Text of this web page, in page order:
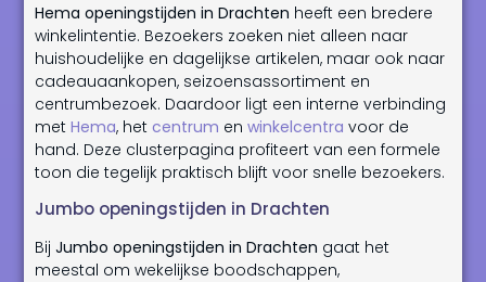
Hema openingstijden in Drachten heeft een bredere
winkelintentie. Bezoekers zoeken niet alleen naar
huishoudelijke en dagelijkse artikelen, maar ook naar
cadeauaankopen, seizoensassortiment en
centrumbezoek. Daardoor ligt een interne verbinding
metHema, het centrum enwinkelcentra voor de
hand. Deze clusterpagina profiteert van een formele
toon die tegelijk praktisch blijft voor snelle bezoekers.
Jumbo openingstijden in Drachten
BijJumbo openingstijden in Drachten gaat het
meestal om wekelijkse boodschappen,